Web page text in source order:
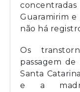
Guaramirim e
não há
Os
passagem
Santa
e a